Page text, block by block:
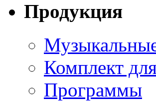
Продукция
Комплект
Программы